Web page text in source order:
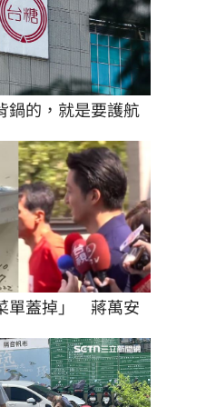
鍋的，就是要護航
單蓋掉」　蔣萬安